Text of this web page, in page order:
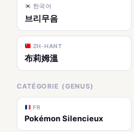
한국어
브리무음
ZH-HANT
布莉姆溫
CATÉGORIE (GENUS)
FR
Pokémon Silencieux